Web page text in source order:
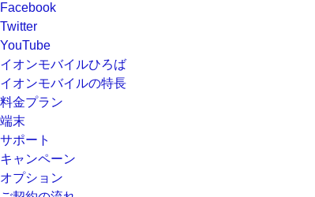
Facebook
Twitter
YouTube
イオンモバイルひろば
イオンモバイルの特長
料金プラン
端末
サポート
キャンペーン
オプション